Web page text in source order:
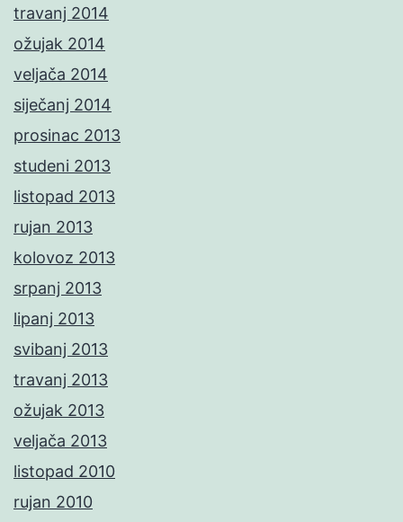
travanj 2014
ožujak 2014
veljača 2014
siječanj 2014
prosinac 2013
studeni 2013
listopad 2013
rujan 2013
kolovoz 2013
srpanj 2013
lipanj 2013
svibanj 2013
travanj 2013
ožujak 2013
veljača 2013
listopad 2010
rujan 2010